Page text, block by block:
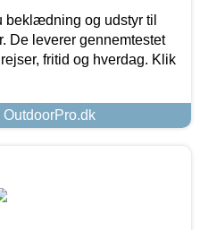
beklædning og udstyr til
De leverer gennemtestet
fritid og hverdag. Klik